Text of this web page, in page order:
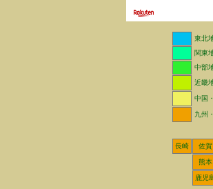
東北
関東
中部
近畿
中国
九州
長崎 佐賀
熊本
鹿児